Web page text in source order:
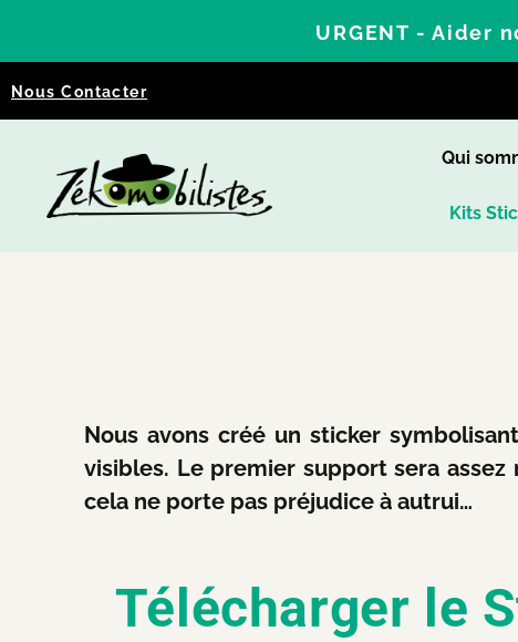
URGENT - Aider
Nous Contacter
Qui
Kits
Nous avons créé un sticker
visibles. Le premier support sera
cela ne porte pas préjudice à autrui…
Télécharger le